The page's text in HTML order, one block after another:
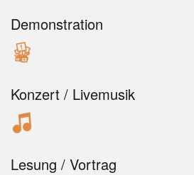
Demonstration
Konzert / Livemusik
Lesung / Vortrag